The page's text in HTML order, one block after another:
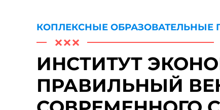
КОПЛЕКСНЫЕ ОБРАЗОВАТЕЛЬНЫЕ
ИНСТИТУТ
ПРАВИЛЬНЫЙ